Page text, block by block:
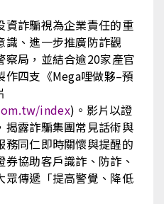
資詐騙視為企業責任的重
、進一步推廣防詐觀
局，並結合逾20家產官
四支《Mega哩做夥–預
index)。影片以證
揭露詐騙集團常見話術與
同仁即時關懷與提醒的
協助客戶識詐、防詐、
眾傳遞「提高警覺、降低